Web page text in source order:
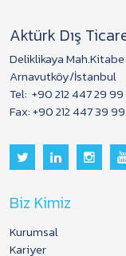
Aktürk Dış
Deliklikaya
Arnavutköy/İstanbul
Tel: +90 212 447 29 99
Fax: +90 212 447 39 99
Biz Kimiz
Kurumsal
Kariyer